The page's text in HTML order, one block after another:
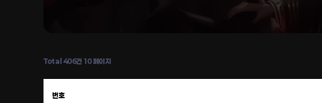
Total 406건 10 페이지
번호